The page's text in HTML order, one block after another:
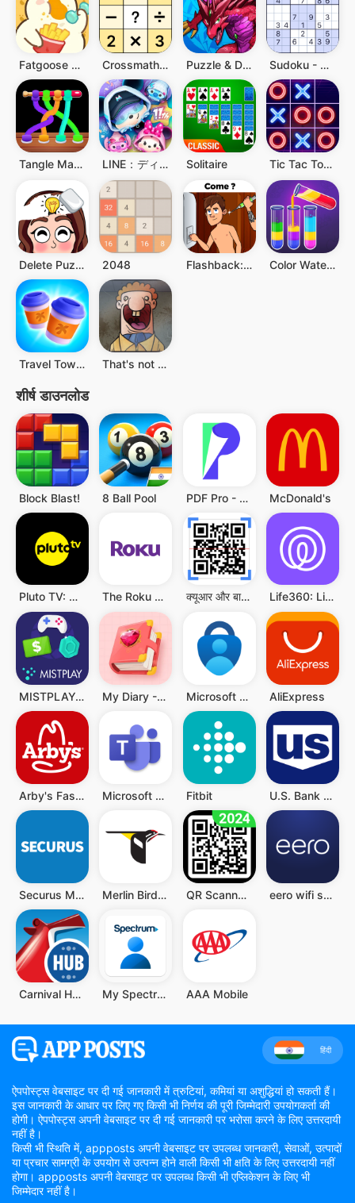
Fatgoose Gym Crossmath - Math Puzzle Games Puzzle & Dragons Sudoku - Classic Sudoku Puzzle
Tangle Master 3D LINE：ディズニー ツムツム Solitaire Tic Tac Toe - 2 Player XO
Delete Puzzle: Brain Games 2048 Flashback: Tricky Fun Riddles Color Water Sort Woody Puzzle
Travel Town - Merge Adventure That's not my Neighbor
शीर्ष डाउनलोड
Block Blast! 8 Ball Pool PDF Pro - Reader & Maker McDonald's
Pluto TV: Watch Free Movies/TV The Roku App (Official) क्यूआर और बारकोड स्कैनर Life360: Live Location Sharing
MISTPLAY: Play to Earn Money My Diary - Diary With Lock Microsoft Authenticator AliExpress
Arby's Fast Food Sandwiches Microsoft Teams Fitbit U.S. Bank Mobile Banking
Securus Mobile Merlin Bird ID QR Scanner - Barcode Scanner eero wifi system
Carnival HUB My Spectrum AAA Mobile
हिंदी
ऐपपोस्ट्स वेबसाइट पर दी गई जानकारी में त्रुटियां, कमियां या अशुद्धियां हो सकती हैं।
इस जानकारी के आधार पर लिए गए किसी भी निर्णय की पूरी जिम्मेदारी उपयोगकर्ता की
होगी। ऐपपोस्ट्स अपनी वेबसाइट पर दी गई जानकारी पर भरोसा करने के लिए उत्तरदायी
नहीं है।
किसी भी स्थिति में, appposts अपनी वेबसाइट पर उपलब्ध जानकारी, सेवाओं, उत्पादों
या प्रचार सामग्री के उपयोग से उत्पन्न होने वाली किसी भी क्षति के लिए उत्तरदायी नहीं
होगा। appposts अपनी वेबसाइट पर उपलब्ध किसी भी एप्लिकेशन के लिए भी
जिम्मेदार नहीं है।